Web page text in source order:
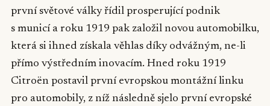
první světové války řídil prosperující podnik
s municí a roku 1919 pak založil novou automobilku,
která si ihned získala věhlas díky odvážným, ne-li
přímo výstředním inovacím. Hned roku 1919
Citroën postavil první evropskou montážní linku
pro automobily, z níž následně sjelo první evropské